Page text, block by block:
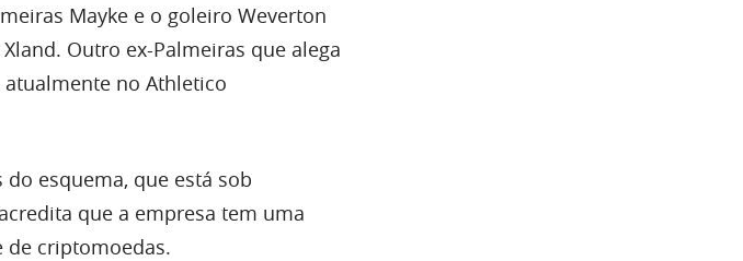
Mayke e o goleiro Weverton
Outro ex-Palmeiras que alega
no Athletico
esquema, que está sob
que a empresa tem uma
de criptomoedas.